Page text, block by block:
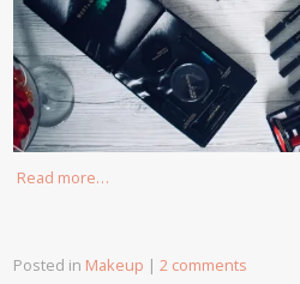
Read more…
Posted in Makeup |2 comments